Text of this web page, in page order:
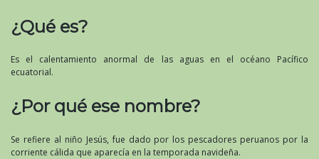
¿Qué es?
Es el calentamiento anormal de las aguas en el océano Pacífico
ecuatorial.
¿Por qué ese nombre?
Se refiere al niño Jesús, fue dado por los pescadores peruanos por la
corriente cálida que aparecía en la temporada navideña.